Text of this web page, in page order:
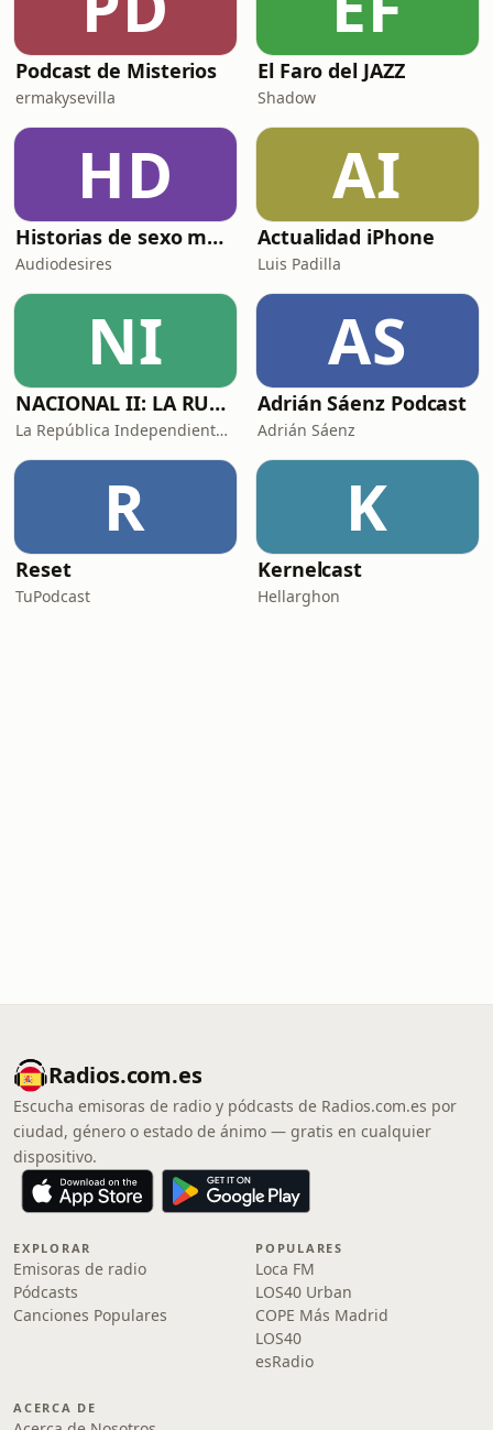
Podcast de Misterios
ermakysevilla
El Faro del JAZZ
Shadow
HD
Historias de sexo muy intensas y calientes
Audiodesires
AI
Actualidad iPhone
Luis Padilla
NI
NACIONAL II: LA RUTA DEL EXILIO
La República Independiente de la Radio
AS
Adrián Sáenz Podcast
Adrián Sáenz
R
Reset
TuPodcast
K
Kernelcast
Hellarghon
Radios.com.es
Escucha emisoras de radio y pódcasts de Radios.com.es por
ciudad, género o estado de ánimo — gratis en cualquier
dispositivo.
EXPLORAR
Emisoras de radio
Pódcasts
Canciones Populares
POPULARES
Loca FM
LOS40 Urban
COPE Más Madrid
LOS40
esRadio
ACERCA DE